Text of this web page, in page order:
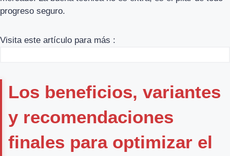
progreso seguro.
Visita este artículo para más :
Los beneficios, variantes
y recomendaciones
finales para optimizar el